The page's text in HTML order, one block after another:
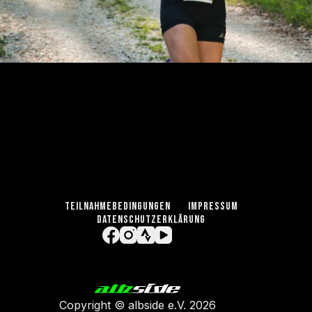
TEILNAHMEBEDINGUNGEN
IMPRESSUM
DATENSCHUTZERKLÄRUNG
Copyright © albside e.V. 2026